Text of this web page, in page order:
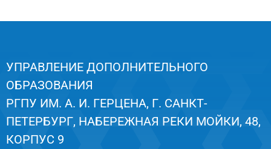
УПРАВЛЕНИЕ ДОПОЛНИТЕЛЬНОГО
ОБРАЗОВАНИЯ
РГПУ ИМ. А. И. ГЕРЦЕНА, Г. САНКТ-
ПЕТЕРБУРГ, НАБЕРЕЖНАЯ РЕКИ МОЙКИ, 48,
КОРПУС 9